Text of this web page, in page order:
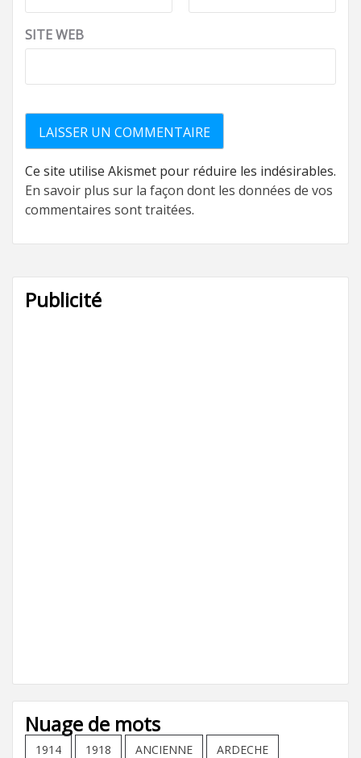
SITE WEB
Ce site utilise Akismet pour réduire les indésirables.
En savoir plus sur la façon dont les données de vos
commentaires sont traitées.
Publicité
Nuage de mots
1914 1918 ANCIENNE ARDECHE